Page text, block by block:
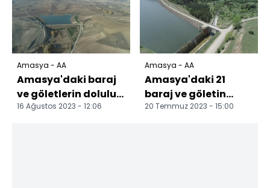
Amasya - AA
Amasya'daki baraj
ve göletlerin doluluk
oranı yarıya düştü
16 Ağustos 2023 - 12:06
Amasya - AA
Amasya'daki 21
baraj ve göletin
ortalama doluluk
20 Temmuz 2023 - 15:00